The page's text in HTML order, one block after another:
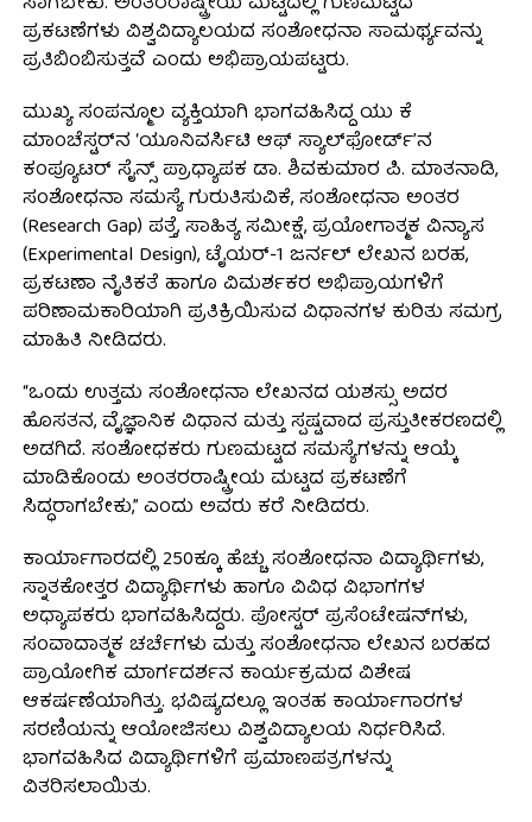
ಪ್ರಕಟಣೆಗಳು ವಿಶ್ವವಿದ್ಯಾಲಯದ ಸಂಶೋಧನಾ ಸಾಮರ್ಥ್ಯವನ್ನು
ಪ್ರತಿಬಿಂಬಿಸುತ್ತವೆ ಎಂದು ಅಭಿಪ್ರಾಯಪಟ್ಟರು.
ಮುಖ್ಯ ಸಂಪನ್ಮೂಲ ವ್ಯಕ್ತಿಯಾಗಿ ಭಾಗವಹಿಸಿದ್ದ ಯು ಕೆ
ಮಾಂಚೆಸ್ಟರ್‌ನ ‘ಯೂನಿವರ್ಸಿಟಿ ಆಫ್ ಸ್ಯಾಲ್‌ಫೋರ್ಡ್’ನ
ಕಂಪ್ಯೂಟರ್ ಸೈನ್ಸ್ ಪ್ರಾಧ್ಯಾಪಕ ಡಾ. ಶಿವಕುಮಾರ ಪಿ. ಮಾತನಾಡಿ,
ಸಂಶೋಧನಾ ಸಮಸ್ಯೆ ಗುರುತಿಸುವಿಕೆ, ಸಂಶೋಧನಾ ಅಂತರ
(Research Gap) ಪತ್ತೆ, ಸಾಹಿತ್ಯ ಸಮೀಕ್ಷೆ, ಪ್ರಯೋಗಾತ್ಮಕ ವಿನ್ಯಾಸ
(Experimental Design), ಟೈಯರ್-1 ಜರ್ನಲ್ ಲೇಖನ ಬರಹ,
ಪ್ರಕಟಣಾ ನೈತಿಕತೆ ಹಾಗೂ ವಿಮರ್ಶಕರ ಅಭಿಪ್ರಾಯಗಳಿಗೆ
ಪರಿಣಾಮಕಾರಿಯಾಗಿ ಪ್ರತಿಕ್ರಿಯಿಸುವ ವಿಧಾನಗಳ ಕುರಿತು ಸಮಗ್ರ
ಮಾಹಿತಿ ನೀಡಿದರು.
“ಒಂದು ಉತ್ತಮ ಸಂಶೋಧನಾ ಲೇಖನದ ಯಶಸ್ಸು ಅದರ
ಹೊಸತನ, ವೈಜ್ಞಾನಿಕ ವಿಧಾನ ಮತ್ತು ಸ್ಪಷ್ಟವಾದ ಪ್ರಸ್ತುತೀಕರಣದಲ್ಲಿ
ಅಡಗಿದೆ. ಸಂಶೋಧಕರು ಗುಣಮಟ್ಟದ ಸಮಸ್ಯೆಗಳನ್ನು ಆಯ್ಕೆ
ಮಾಡಿಕೊಂಡು ಅಂತರರಾಷ್ಟ್ರೀಯ ಮಟ್ಟದ ಪ್ರಕಟಣೆಗೆ
ಸಿದ್ಧರಾಗಬೇಕು,” ಎಂದು ಅವರು ಕರೆ ನೀಡಿದರು.
ಕಾರ್ಯಾಗಾರದಲ್ಲಿ 250ಕ್ಕೂ ಹೆಚ್ಚು ಸಂಶೋಧನಾ ವಿದ್ಯಾರ್ಥಿಗಳು,
ಸ್ನಾತಕೋತ್ತರ ವಿದ್ಯಾರ್ಥಿಗಳು ಹಾಗೂ ವಿವಿಧ ವಿಭಾಗಗಳ
ಅಧ್ಯಾಪಕರು ಭಾಗವಹಿಸಿದ್ದರು. ಪೋಸ್ಟರ್ ಪ್ರಸೆಂಟೇಷನ್‌ಗಳು,
ಸಂವಾದಾತ್ಮಕ ಚರ್ಚೆಗಳು ಮತ್ತು ಸಂಶೋಧನಾ ಲೇಖನ ಬರಹದ
ಪ್ರಾಯೋಗಿಕ ಮಾರ್ಗದರ್ಶನ ಕಾರ್ಯಕ್ರಮದ ವಿಶೇಷ
ಆಕರ್ಷಣೆಯಾಗಿತ್ತು. ಭವಿಷ್ಯದಲ್ಲೂ ಇಂತಹ ಕಾರ್ಯಾಗಾರಗಳ
ಸರಣಿಯನ್ನು ಆಯೋಜಿಸಲು ವಿಶ್ವವಿದ್ಯಾಲಯ ನಿರ್ಧರಿಸಿದೆ.
ಭಾಗವಹಿಸಿದ ವಿದ್ಯಾರ್ಥಿಗಳಿಗೆ ಪ್ರಮಾಣಪತ್ರಗಳನ್ನು
ವಿತರಿಸಲಾಯಿತು.